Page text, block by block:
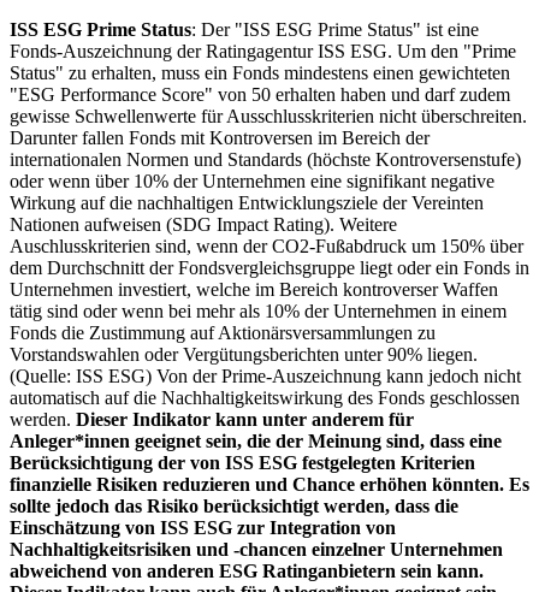
ISS ESG Prime Status: Der "ISS ESG Prime Status" ist eine
Fonds-Auszeichnung der Ratingagentur ISS ESG. Um den "Prime
Status" zu erhalten, muss ein Fonds mindestens einen gewichteten
"ESG Performance Score" von 50 erhalten haben und darf zudem
gewisse Schwellenwerte für Ausschlusskriterien nicht überschreiten.
Darunter fallen Fonds mit Kontroversen im Bereich der
internationalen Normen und Standards (höchste Kontroversenstufe)
oder wenn über 10% der Unternehmen eine signifikant negative
Wirkung auf die nachhaltigen Entwicklungsziele der Vereinten
Nationen aufweisen (SDG Impact Rating). Weitere
Auschlusskriterien sind, wenn der CO2-Fußabdruck um 150% über
dem Durchschnitt der Fondsvergleichsgruppe liegt oder ein Fonds in
Unternehmen investiert, welche im Bereich kontroverser Waffen
tätig sind oder wenn bei mehr als 10% der Unternehmen in einem
Fonds die Zustimmung auf Aktionärsversammlungen zu
Vorstandswahlen oder Vergütungsberichten unter 90% liegen.
(Quelle: ISS ESG) Von der Prime-Auszeichnung kann jedoch nicht
automatisch auf die Nachhaltigkeitswirkung des Fonds geschlossen
werden. Dieser Indikator kann unter anderem für
Anleger*innen geeignet sein, die der Meinung sind, dass eine
Berücksichtigung der von ISS ESG festgelegten Kriterien
finanzielle Risiken reduzieren und Chance erhöhen könnten. Es
sollte jedoch das Risiko berücksichtigt werden, dass die
Einschätzung von ISS ESG zur Integration von
Nachhaltigkeitsrisiken und -chancen einzelner Unternehmen
abweichend von anderen ESG Ratinganbietern sein kann.